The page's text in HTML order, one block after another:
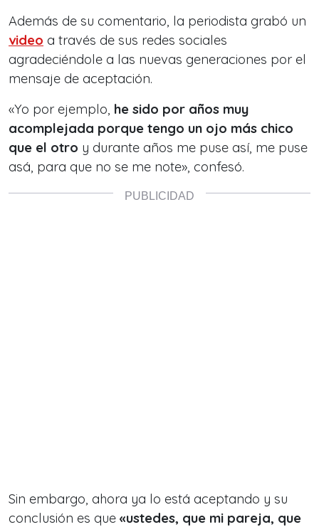
Además de su comentario, la periodista grabó un
video a través de sus redes sociales
agradeciéndole a las nuevas generaciones por el
mensaje de aceptación.
«Yo por ejemplo, he sido por años muy
acomplejada porque tengo un ojo más chico
que el otro y durante años me puse así, me puse
asá, para que no se me note», confesó.
Sin embargo, ahora ya lo está aceptando y su
conclusión es que «ustedes, que mi pareja, que